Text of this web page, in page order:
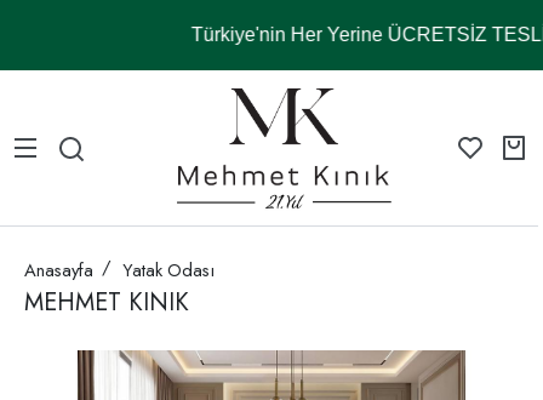
Türkiye'nin Her Yerine ÜCRETSİZ
Anasayfa Yatak Odası
MEHMET KINIK